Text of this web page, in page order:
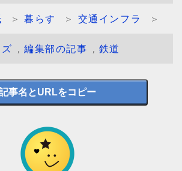
＞暮らす ＞ 交通インフラ ＞
,編集部の記事 , 鉄道
事名とURLをコピー